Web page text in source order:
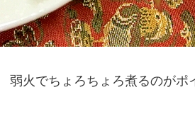
弱火でちょろちょろ煮るのがポ